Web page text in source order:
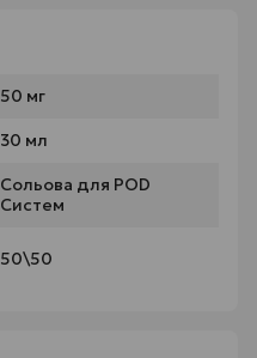
50 мг
30 мл
Сольова для POD
Систем
50\50